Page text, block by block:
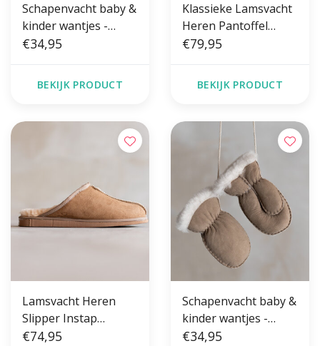
Schapenvacht baby &
kinder wantjes -
Camel
€34,95
BEKIJK PRODUCT
Klassieke Lamsvacht
Heren Pantoffel
Camel
€79,95
BEKIJK PRODUCT
Lamsvacht Heren
Slipper Instap
Pantoffel Camel
€74,95
Schapenvacht baby &
kinder wantjes -
Taupe
€34,95